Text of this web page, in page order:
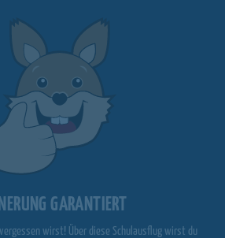
GARANTIERT
wirst! Über diese Schulausflug wirst du